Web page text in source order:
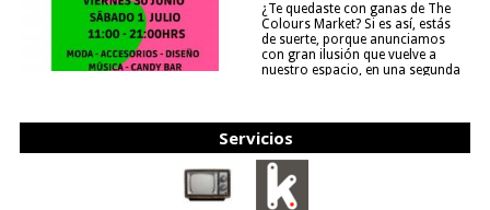
¿Te quedaste con ganas de The
Colours Market? Si es así, estás
de suerte, porque anunciamos
con gran ilusión que vuelve a
nuestro espacio, en una segunda
Servicios